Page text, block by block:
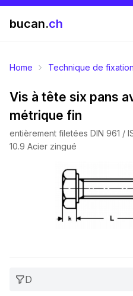
bucan.ch
Home Technique de fixation
Vis à tête six pans
métrique fin
entièrement filetées DIN 961 /
10.9 Acier zingué
D